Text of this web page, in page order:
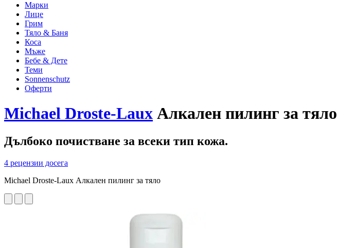
Марки
Лице
Грим
Тяло & Баня
Коса
Мъже
Бебе & Дете
Теми
Sonnenschutz
Оферти
Michael Droste-Laux Алкален пилинг за тяло
Дълбоко почистване за всеки тип кожа.
4 рецензии досега
Michael Droste-Laux Алкален пилинг за тяло